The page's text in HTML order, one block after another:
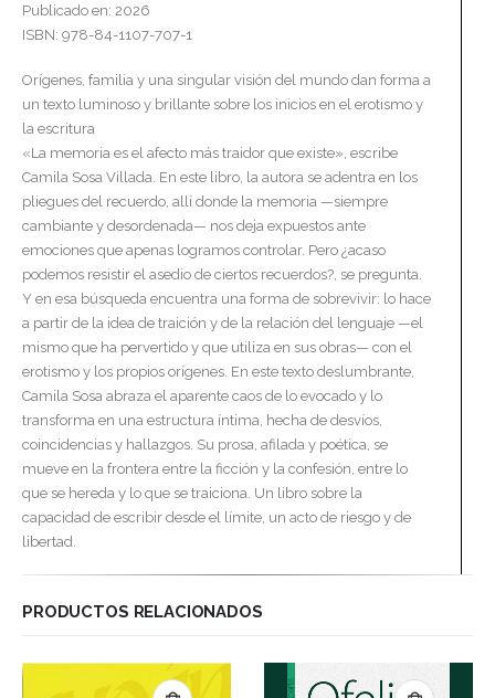
Publicado en: 2026
ISBN: 978-84-1107-707-1
Orígenes, familia y una singular visión del mundo dan forma a
un texto luminoso y brillante sobre los inicios en el erotismo y
la escritura
«La memoria es el afecto más traidor que existe», escribe
Camila Sosa Villada. En este libro, la autora se adentra en los
pliegues del recuerdo, allí donde la memoria —siempre
cambiante y desordenada— nos deja expuestos ante
emociones que apenas logramos controlar. Pero ¿acaso
podemos resistir el asedio de ciertos recuerdos?, se pregunta.
Y en esa búsqueda encuentra una forma de sobrevivir: lo hace
a partir de la idea de traición y de la relación del lenguaje —el
mismo que ha pervertido y que utiliza en sus obras— con el
erotismo y los propios orígenes. En este texto deslumbrante,
Camila Sosa abraza el aparente caos de lo evocado y lo
transforma en una estructura íntima, hecha de desvíos,
coincidencias y hallazgos. Su prosa, afilada y poética, se
mueve en la frontera entre la ficción y la confesión, entre lo
que se hereda y lo que se traiciona. Un libro sobre la
capacidad de escribir desde el límite, un acto de riesgo y de
libertad.
PRODUCTOS RELACIONADOS